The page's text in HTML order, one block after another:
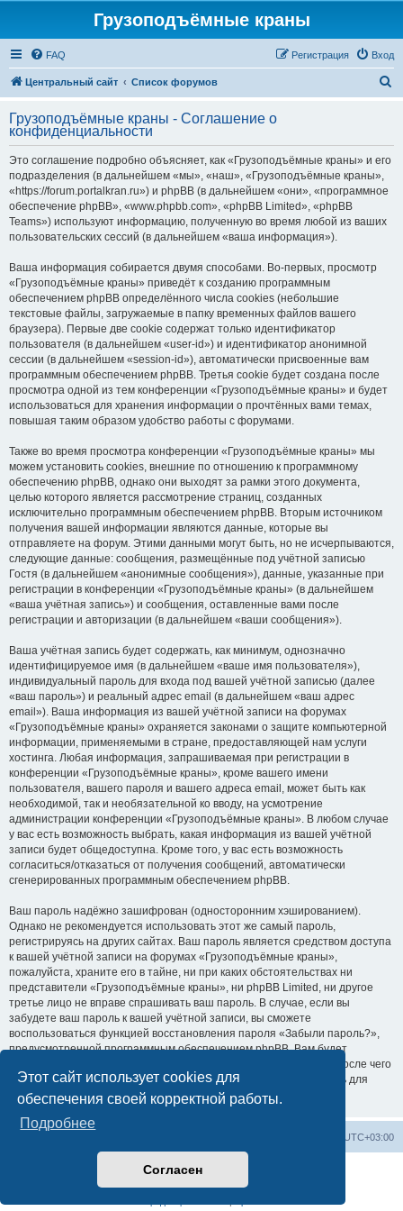
Этот сайт использует cookies для
обеспечения своей корректной работы.
Подробнее
Согласен
Грузоподъёмные краны
FAQ Вход
Регистрация
Центральный сайт Список форумов
с
Грузоподъёмные краны - Соглашение о
конфиденциальности
Это соглашение подробно объясняет, как «Грузоподъёмные краны» и его
подразделения (в дальнейшем «мы», «наш», «Грузоподъёмные краны»,
«https://forum.portalkran.ru») и phpBB (в дальнейшем «они», «программное
обеспечение phpBB», «www.phpbb.com», «phpBB Limited», «phpBB
Teams») используют информацию, полученную во время любой из ваших
пользовательских сессий (в дальнейшем «ваша информация»).
Ваша информация собирается двумя способами. Во-первых, просмотр
«Грузоподъёмные краны» приведёт к созданию программным
обеспечением phpBB определённого числа cookies (небольшие
текстовые файлы, загружаемые в папку временных файлов вашего
браузера). Первые две cookie содержат только идентификатор
пользователя (в дальнейшем «user-id») и идентификатор анонимной
сессии (в дальнейшем «session-id»), автоматически присвоенные вам
программным обеспечением phpBB. Третья cookie будет создана после
просмотра одной из тем конференции «Грузоподъёмные краны» и будет
использоваться для хранения информации о прочтённых вами темах,
повышая таким образом удобство работы с форумами.
Также во время просмотра конференции «Грузоподъёмные краны» мы
можем установить cookies, внешние по отношению к программному
обеспечению phpBB, однако они выходят за рамки этого документа,
целью которого является рассмотрение страниц, созданных
исключительно программным обеспечением phpBB. Вторым источником
получения вашей информации являются данные, которые вы
отправляете на форум. Этими данными могут быть, но не исчерпываются,
следующие данные: сообщения, размещённые под учётной записью
Гостя (в дальнейшем «анонимные сообщения»), данные, указанные при
регистрации в конференции «Грузоподъёмные краны» (в дальнейшем
«ваша учётная запись») и сообщения, оставленные вами после
регистрации и авторизации (в дальнейшем «ваши сообщения»).
Ваша учётная запись будет содержать, как минимум, однозначно
идентифицируемое имя (в дальнейшем «ваше имя пользователя»),
индивидуальный пароль для входа под вашей учётной записью (далее
«ваш пароль») и реальный адрес email (в дальнейшем «ваш адрес
email»). Ваша информация из вашей учётной записи на форумах
«Грузоподъёмные краны» охраняется законами о защите компьютерной
информации, применяемыми в стране, предоставляющей нам услуги
хостинга. Любая информация, запрашиваемая при регистрации в
конференции «Грузоподъёмные краны», кроме вашего имени
пользователя, вашего пароля и вашего адреса email, может быть как
необходимой, так и необязательной ко вводу, на усмотрение
администрации конференции «Грузоподъёмные краны». В любом случае
у вас есть возможность выбрать, какая информация из вашей учётной
записи будет общедоступна. Кроме того, у вас есть возможность
согласиться/отказаться от получения сообщений, автоматически
сгенерированных программным обеспечением phpBB.
Ваш пароль надёжно зашифрован (односторонним хэшированием).
Однако не рекомендуется использовать этот же самый пароль,
регистрируясь на других сайтах. Ваш пароль является средством доступа
к вашей учётной записи на форумах «Грузоподъёмные краны»,
пожалуйста, храните его в тайне, ни при каких обстоятельствах ни
представители «Грузоподъёмные краны», ни phpBB Limited, ни другое
третье лицо не вправе спрашивать ваш пароль. В случае, если вы
забудете ваш пароль к вашей учётной записи, вы сможете
воспользоваться функцией восстановления пароля «Забыли пароль?»,
предусмотренной программным обеспечением phpBB. Вам будет
необходимо ввести ваше имя пользователя и ваш адрес email, после чего
программное обеспечение phpBB сгенерирует вам новый пароль для
вашей учётной записи.
UTC+03:00
Создано на основеphpBB® Forum Software © phpBB Limited
Русская поддержка phpBB